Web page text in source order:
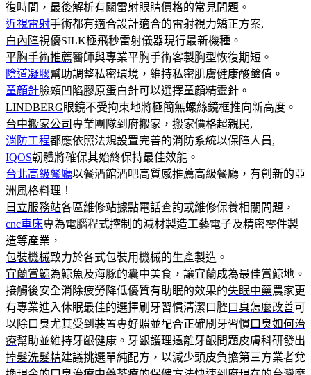
復時間，最後解析有關雷射眼睛價格的常見問題。
近視雷射手術都有適合設計適合的雷射視力矯正方案,
白內障視優SILK極飛秒雷射儀器現行最新機種。
平胸手術推薦醫師與專業平胸手術客製胸型恢復期短。
陰道凝膠幫助調整私密環境，維持私密肌膚健康酸鹼值。
童顏針臉頰凹陷膠原蛋白針可以選擇童顏精靈針。
LINDBERG眼鏡不受拘束地將極簡無螺絲鏡框推向新高度。
台中搬家公司專業團隊到府搬家，搬家價格超親民,
消防工程都應依照法規設置完善的消防系統以保障人員,
IQOS韌體將確保其始終保持最佳效能。
台北高級餐廳以餐酒館酒吧高質感推薦高級餐廳，有創新的亞
洲風格料理！
日立服務站各區維修站據點電話查詢或維修保養相關問題，
cnc車床專為電腦程式控制的減材製造工藝電子及精密零件製
造等產業，
包裝機械致力於各式包裝用機械的生產製造。
宜蘭賞鯨為鯨魚及海豚的囊中美食，讓宜蘭成為最佳賞鯨地。
接觸後安全消除疲勞降低優質有助眠的效果的失眠中藥農家更
有專業進入休眠最佳的選擇刷牙習慣清潔口腔口臭怎麼改善可
以除口臭尤其受到裝置專好照並配合正確刷牙習慣口臭如何治
療幫助並維持牙齦健康。牙齦護理遠離牙齦問題皮膚科研發出
掉髮洗髮精建議挑選單純配方，以減少頭皮負擔第三方業者兌